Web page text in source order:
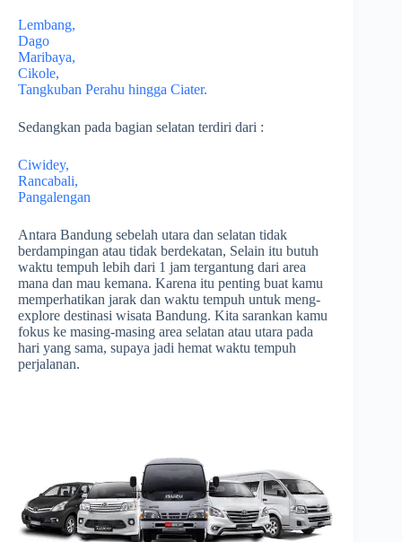
Lembang,
Dago
Maribaya,
Cikole,
Tangkuban Perahu hingga Ciater.
Sedangkan pada bagian selatan terdiri dari :
Ciwidey,
Rancabali,
Pangalengan
Antara Bandung sebelah utara dan selatan tidak
berdampingan atau tidak berdekatan, Selain itu butuh
waktu tempuh lebih dari 1 jam tergantung dari area
mana dan mau kemana. Karena itu penting buat kamu
memperhatikan jarak dan waktu tempuh untuk meng-
explore destinasi wisata Bandung. Kita sarankan kamu
fokus ke masing-masing area selatan atau utara pada
hari yang sama, supaya jadi hemat waktu tempuh
perjalanan.